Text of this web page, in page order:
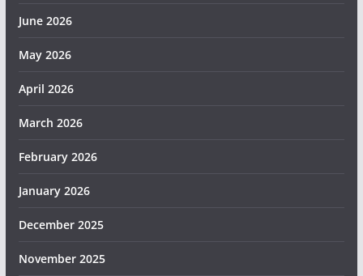
June 2026
May 2026
April 2026
March 2026
February 2026
January 2026
December 2025
November 2025